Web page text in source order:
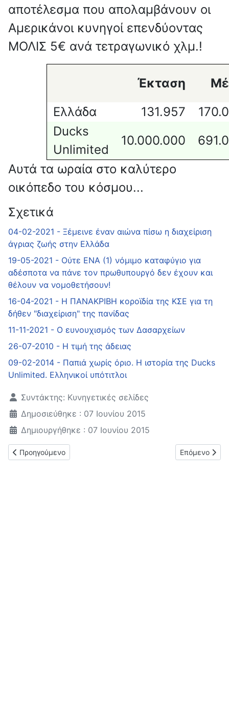
αποτέλεσμα που απολαμβάνουν οι
Αμερικάνοι κυνηγοί επενδύοντας
ΜΟΛΙΣ 5€ ανά τετραγωνικό χλμ.!
Έκταση
Ελλάδα
131.957
Ducks
Unlimited
10.000.000
Αυτά τα ωραία στο καλύτερο
οικόπεδο του κόσμου...
Σχετικά
04-02-2021 - Ξέμεινε έναν αιώνα πίσω η διαχείριση
άγριας ζωής στην Ελλάδα
19-05-2021 - Ούτε ΕΝΑ (1) νόμιμο καταφύγιο για
αδέσποτα να πάνε τον πρωθυπουργό δεν έχουν και
θέλουν να νομοθετήσουν!
16-04-2021 - Η ΠΑΝΑΚΡΙΒΗ κοροϊδία της ΚΣΕ για τη
δήθεν "διαχείριση" της πανίδας
11-11-2021 - Ο ευνουχισμός των Δασαρχείων
26-07-2010 - H τιμή της άδειας
09-02-2014 - Παπιά χωρίς όριο. Η ιστορία της Ducks
Unlimited. Ελληνικοί υπότιτλοι
Λεπτομέρειες
Συντάκτης: Κυνηγετικές σελίδες
Δημοσιεύθηκε : 07 Ιουνίου 2015
Δημιουργήθηκε : 07 Ιουνίου 2015
Προηγούμενο άρθρο: Δείξτε έμπρακτα την υποστήριξή σας
Προηγούμενο Επόμενο
Επόμενο